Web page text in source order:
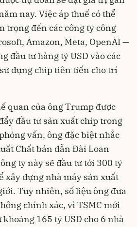
nay. Việc áp thuế có thể
trọng đến các công ty công
Amazon, Meta, OpenAI —
đầu tư hàng tỷ USD vào các
dụng chip tiên tiến cho trí
quan của ông Trump được
đầu tư sản xuất chip trong
vấn, ông đặc biệt nhắc
Chất bán dẫn Đài Loan
ty này sẽ đầu tư tới 300 tỷ
xây dựng nhà máy sản xuất
Tuy nhiên, số liệu ông đưa
chính xác, vì TSMC mới
165 tỷ USD cho 6 nhà